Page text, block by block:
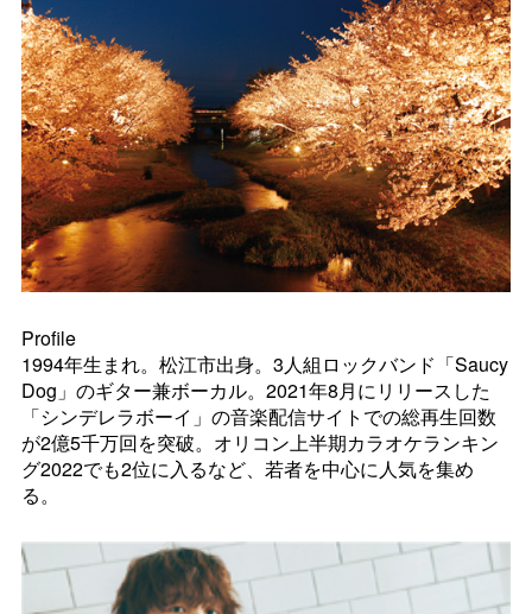
Profile
1994年生まれ。松江市出身。3人組ロックバンド「Saucy
Dog 」のギター兼ボーカル。2021年8月にリリースした
「シンデレラボーイ」の音楽配信サイトでの総再生回数
が2億5千万回を突破。オリコン上半期カラオケランキン
グ2022でも2位に入るなど、若者を中心に人気を集め
る。